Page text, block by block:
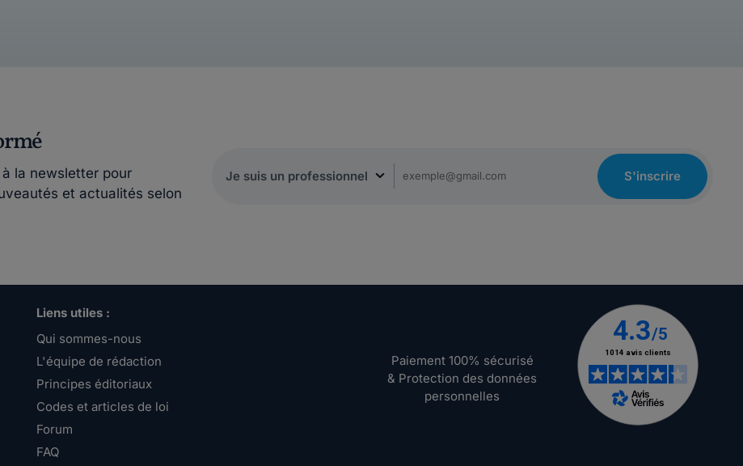
la newsletter pour
et actualités selon
S'inscrire
Liens utiles :
Qui sommes-nous
L'équipe de rédaction
Principes éditoriaux
Codes et articles de loi
Forum
FAQ
Paiement 100% sécurisé
& Protection des données
personnelles